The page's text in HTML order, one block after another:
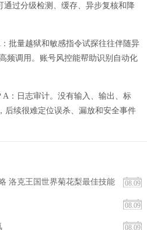
通过分级检测、缓存、异步复核和降
批量越狱和敏感指令试探往往伴随异
频调用。账号风控能帮助识别自动化
：日志审计。没有输入、输出、标
后续很难定位误杀、漏放和安全事件
08.09
洛克王国世界菊花梨最佳技能
08.09
08.09